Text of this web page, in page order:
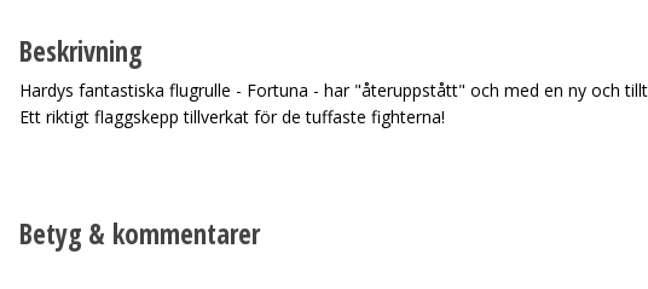
Beskrivning
Hardys fantastiska flugrulle - Fortuna - har "återuppstått" och med en ny och
Ett riktigt flaggskepp tillverkat för de tuffaste fighterna!
Betyg & kommentarer